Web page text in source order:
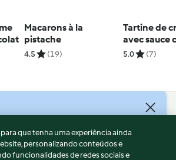
Macarons à la
pistache
4.5 (19)
Tartine de
avec sauce
chantilly
5.0 (7)
de Dados
que tenha uma experiência ainda
personalizando conteúdos e
funcionalidades de redes sociais e